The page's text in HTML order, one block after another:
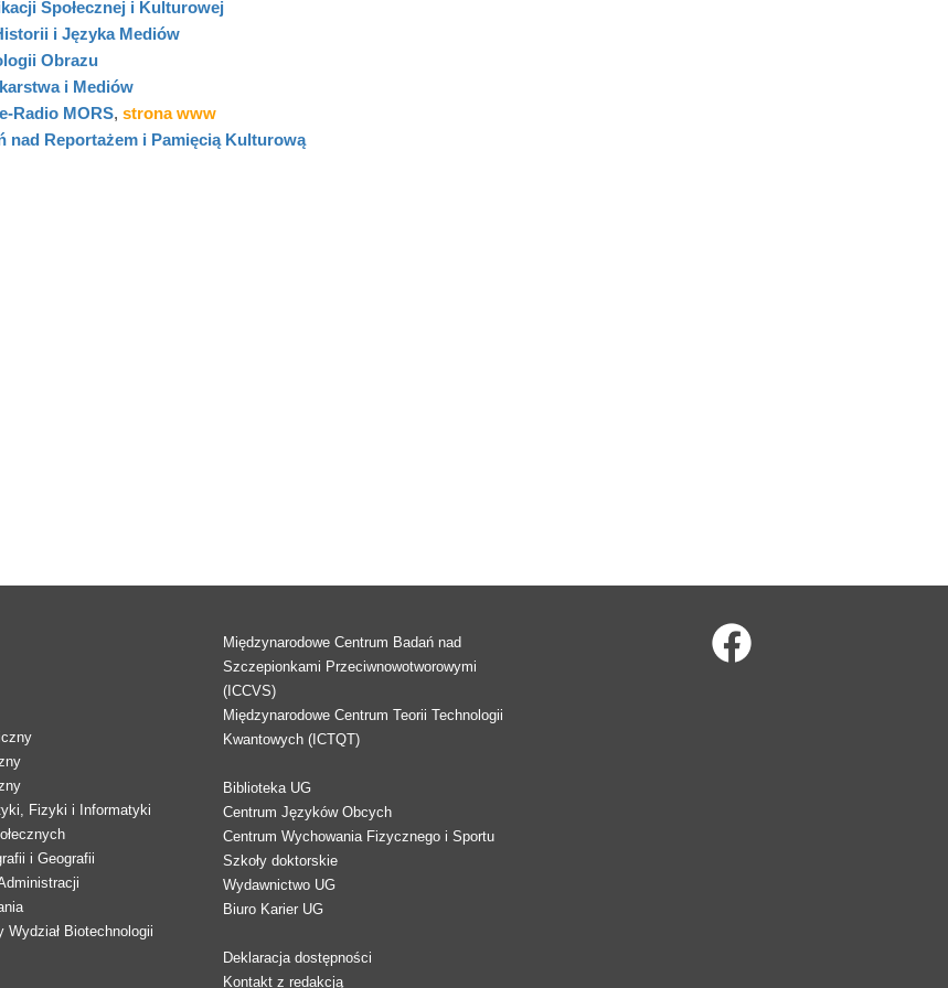
Społecznej i Kulturowej
i Języka Mediów
Obrazu
i Mediów
Radio MORS, strona www
nad Reportażem i Pamięcią Kulturową
Fizyki i Informatyki
i Geografii
Wydział Biotechnologii
Międzynarodowe Centrum Badań nad
Szczepionkami Przeciwnowotworowymi
(ICCVS)
Międzynarodowe Centrum Teorii Technologii
Kwantowych (ICTQT)
Biblioteka UG
Centrum Języków Obcych
Centrum Wychowania Fizycznego i Sportu
Szkoły doktorskie
Wydawnictwo UG
Biuro Karier UG
Deklaracja dostępności
Kontakt z redakcją